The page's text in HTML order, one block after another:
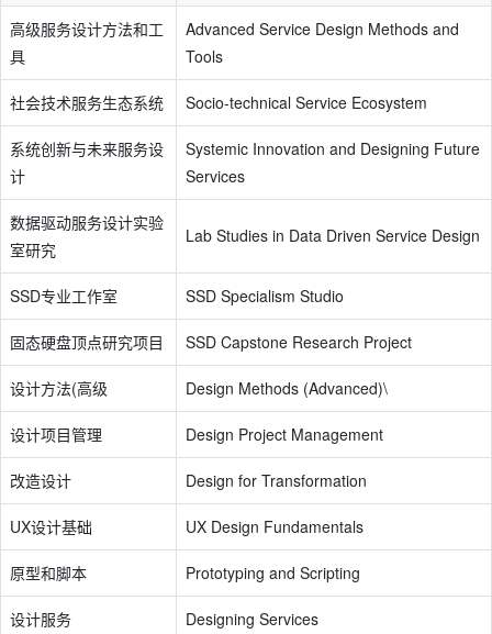
高级服务设计方法和工
具
Advanced Service Design Methods and
Tools
社会技术服务生态系统 Socio-technical Service Ecosystem
系统创新与未来服务设
计
Systemic Innovation and Designing Future
Services
数据驱动服务设计实验
室研究
Lab Studies in Data Driven Service Design
SSD专业工作室 SSD Specialism Studio
固态硬盘顶点研究项目 SSD Capstone Research Project
设计方法(高级 Design Methods (Advanced)\
设计项目管理 Design Project Management
改造设计 Design for Transformation
UX设计基础 UX Design Fundamentals
原型和脚本 Prototyping and Scripting
设计服务 Designing Services